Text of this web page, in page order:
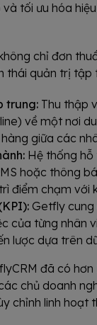
tối ưu hóa
chỉ đơn
thái quản trị tập
trung: Thu thập
về một nơi
giữa các
Hệ thống
hoặc thông
điểm chạm với
Getfly cung
của từng nhân
lược dựa trên
đã có
chủ doanh
chỉnh linh hoạt